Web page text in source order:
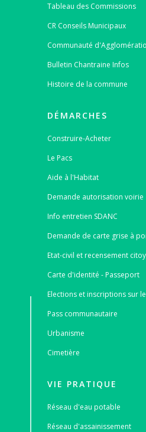
Tableau des Commissions
CR Conseils Municipaux
Communauté
Bulletin Chantraine Infos
Histoire de la commune
DÉMARCHES
Construire-Acheter
Le Pacs
Aide à l'Habitat
Demande autorisation voirie
Info entretien SDANC
Demande de carte grise à
Etat-civil et recensement
Carte d'identité - Passeport
Elections et inscriptions sur
Pass communautaire
Urbanisme
Cimetière
VIE PRATIQUE
Réseau d'eau potable
Réseau d'assainissement